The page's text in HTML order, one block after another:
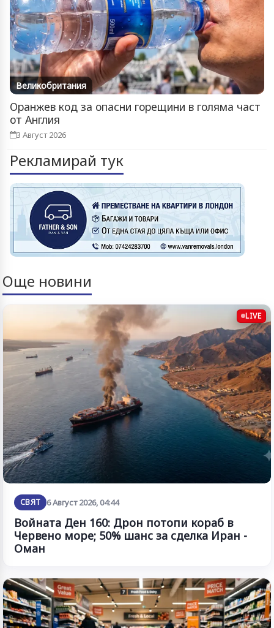
Великобритания
Оранжев код за опасни горещини в голяма част
от Англия
3 Август 2026
Рекламирай тук
Още новини
LIVE
СВЯТ 6 Август 2026, 04:44
Войната Ден 160: Дрон потопи кораб в
Червено море; 50% шанс за сделка Иран -
Оман